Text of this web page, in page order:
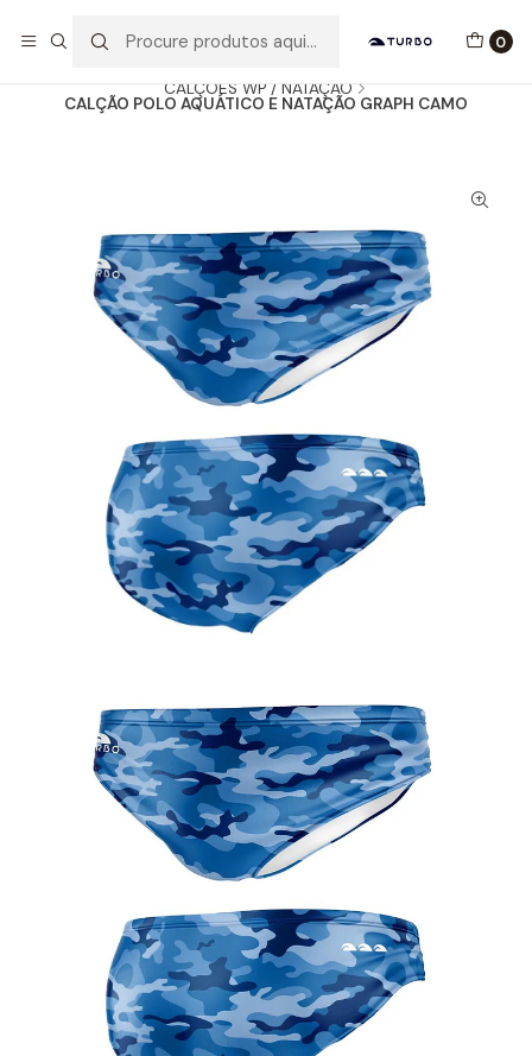
0
CALÇÕES WP / NATAÇÃO
CALÇÃO POLO AQUÁTICO E NATAÇÃO GRAPH CAMO